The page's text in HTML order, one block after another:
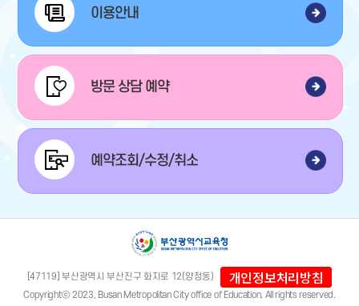
이용안내
방문 상담 예약
예약조회/수정/취소
[47119] 부산광역시 부산진구 화지로 12(양정동) 개인정보처리방침
Copyrightⓒ 2023, Busan Metropolitan City office of Education. All rights reserved.